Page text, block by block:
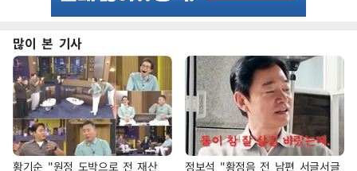
많이 본 기사
황기순 "원정 도박으로 전 재산
정보석 "황정음 전 남편 서글서글